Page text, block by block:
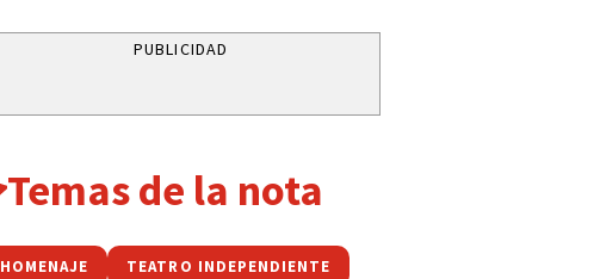
PUBLICIDAD
Temas de la nota
HOMENAJE TEATRO INDEPENDIENTE